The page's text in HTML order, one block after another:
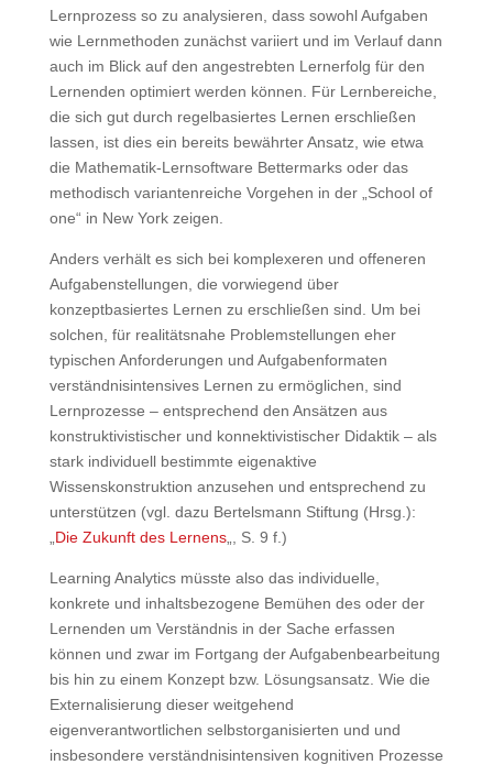
Lernprozess so zu analysieren, dass sowohl Aufgaben
wie Lernmethoden zunächst variiert und im Verlauf dann
auch im Blick auf den angestrebten Lernerfolg für den
Lernenden optimiert werden können. Für Lernbereiche,
die sich gut durch regelbasiertes Lernen erschließen
lassen, ist dies ein bereits bewährter Ansatz, wie etwa
die Mathematik-Lernsoftware Bettermarks oder das
methodisch variantenreiche Vorgehen in der „School of
one“ in New York zeigen.
Anders verhält es sich bei komplexeren und offeneren
Aufgabenstellungen, die vorwiegend über
konzeptbasiertes Lernen zu erschließen sind. Um bei
solchen, für realitätsnahe Problemstellungen eher
typischen Anforderungen und Aufgabenformaten
verständnisintensives Lernen zu ermöglichen, sind
Lernprozesse – entsprechend den Ansätzen aus
konstruktivistischer und konnektivistischer Didaktik – als
stark individuell bestimmte eigenaktive
Wissenskonstruktion anzusehen und entsprechend zu
unterstützen (vgl. dazu Bertelsmann Stiftung (Hrsg.):
Die Zukunft des Lernens„, S. 9 f.)
Learning Analytics müsste also das individuelle,
konkrete und inhaltsbezogene Bemühen des oder der
Lernenden um Verständnis in der Sache erfassen
können und zwar im Fortgang der Aufgabenbearbeitung
bis hin zu einem Konzept bzw. Lösungsansatz. Wie die
Externalisierung dieser weitgehend
eigenverantwortlichen selbstorganisierten und und
insbesondere verständnisintensiven kognitiven Prozesse